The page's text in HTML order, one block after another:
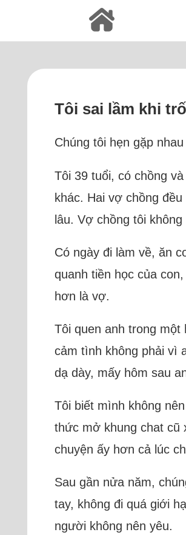
Tôi sai lầm khi
Chúng tôi hẹn gặp
Tôi 39 tuổi, có chồng
khác. Hai vợ chồng
lâu. Vợ chồng tôi
Có ngày đi làm về, ăn
quanh tiền học của
hơn là vợ.
Tôi quen anh trong
cảm tình không phải vì
dạ dày, mấy hôm sau
Tôi biết mình không
thức mở khung chat cũ
chuyện ấy hơn cả lúc
Sau gần nửa năm,
tay, không đi quá giới
người không nên yêu.